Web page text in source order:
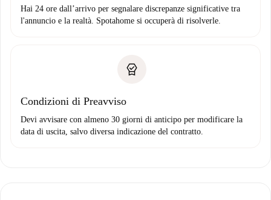
Hai 24 ore dall’arrivo per segnalare discrepanze significative tra
l'annuncio e la realtà. Spotahome si occuperà di risolverle.
Condizioni di Preavviso
Devi avvisare con almeno 30 giorni di anticipo per modificare la
data di uscita, salvo diversa indicazione del contratto.